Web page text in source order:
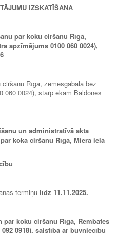
IZSKATĪŠANA
par koku ciršanu Rīgā,
apzīmējums 0100 060 0024),
Rīgā, zemesgabalā bez
060 0024), starp ēkām Baldones
un administratīvā akta
koka ciršanu Rīgā, Miera ielā
termiņu līdz 11.11.2025.
koku ciršanu Rīgā, Rembates
0918), saistībā ar būvniecību